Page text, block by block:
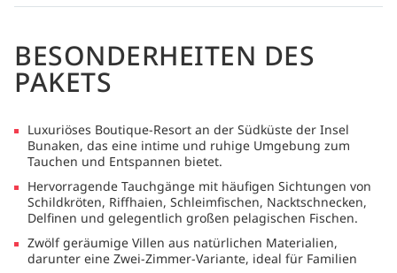
BESONDERHEITEN DES
PAKETS
Luxuriöses Boutique-Resort an der Südküste der Insel
Bunaken, das eine intime und ruhige Umgebung zum
Tauchen und Entspannen bietet.
Hervorragende Tauchgänge mit häufigen Sichtungen von
Schildkröten, Riffhaien, Schleimfischen, Nacktschnecken,
Delfinen und gelegentlich großen pelagischen Fischen.
Zwölf geräumige Villen aus natürlichen Materialien,
darunter eine Zwei-Zimmer-Variante, ideal für Familien